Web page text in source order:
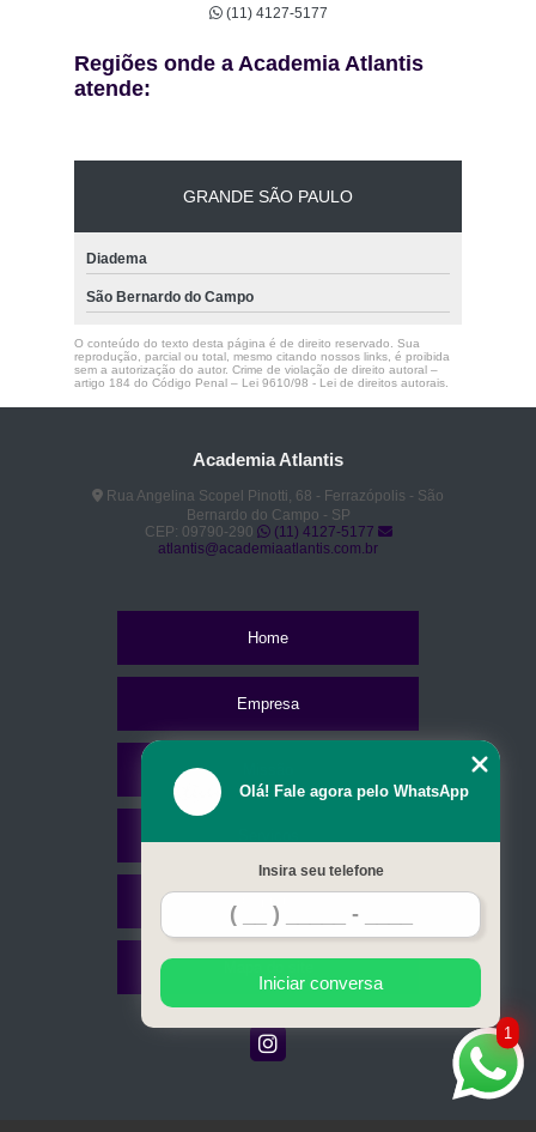
(11) 4127-5177
Regiões onde a Academia Atlantis
atende:
GRANDE SÃO PAULO
Diadema
São Bernardo do Campo
O conteúdo do texto desta página é de direito reservado. Sua
reprodução, parcial ou total, mesmo citando nossos links, é proibida
sem a autorização do autor. Crime de violação de direito autoral –
artigo 184 do Código Penal – Lei 9610/98 - Lei de direitos autorais.
Academia Atlantis
Rua Angelina Scopel Pinotti, 68 - Ferrazópolis - São
Bernardo do Campo - SP
CEP: 09790-290
(11) 4127-5177
atlantis@academiaatlantis.com.br
Home
Empresa
1
Olá! Fale agora pelo WhatsApp
Insira seu telefone
Iniciar conversa